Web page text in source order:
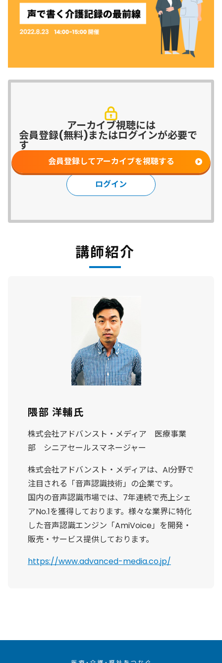
アーカイブ視聴には
会員登録(無料)またはログインが必要で
す
会員登録してアーカイブを視聴する
ログイン
講師紹介
隈部 洋輔氏
株式会社アドバンスト・メディア 医療事業
部 シニアセールスマネージャー
株式会社アドバンスト・メディアは、AI分野で
注目される「音声認識技術」の企業です。
国内の音声認識市場では、7年連続で売上シェ
アNo.1を獲得しております。様々な業界に特化
した音声認識エンジン「AmiVoice」を開発・
販売・サービス提供しております。
https://www.advanced-media.co.jp/